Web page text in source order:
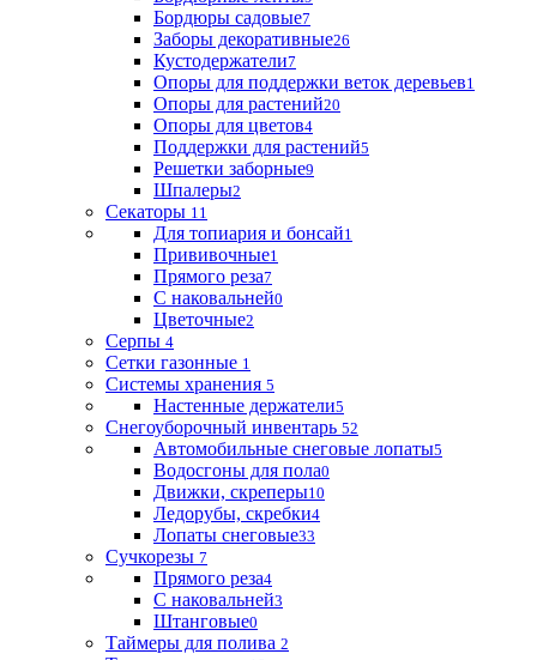
Бордюры садовые7
Заборы декоративные26
Кустодержатели7
Опоры для поддержки веток деревьев1
Опоры для растений20
Опоры для цветов4
Поддержки для растений5
Решетки заборные9
Шпалеры2
Секаторы 11
Для топиария и бонсай1
Прививочные1
Прямого реза7
С наковальней0
Цветочные2
Серпы 4
Сетки газонные 1
Системы хранения 5
Настенные держатели5
Снегоуборочный инвентарь 52
Автомобильные снеговые лопаты5
Водосгоны для пола0
Движки, скреперы10
Ледорубы, скребки4
Лопаты снеговые33
Сучкорезы 7
Прямого реза4
С наковальней3
Штанговые0
Таймеры для полива 2